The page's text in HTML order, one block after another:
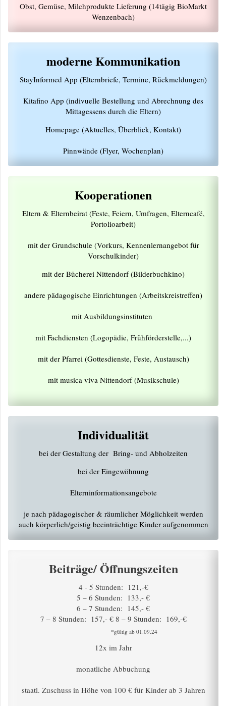
Obst, Gemüse, Milchprodukte Lieferung (14tägig BioMarkt
Wenzenbach)
moderne Kommunikation
StayInformed App (Elternbriefe, Termine, Rückmeldungen)
Kitafino App (indivuelle Bestellung und Abrechnung des
Mittagessens durch die Eltern)
Homepage (Aktuelles, Überblick, Kontakt)
Pinnwände (Flyer, Wochenplan)
Kooperationen
Eltern & Elternbeirat (Feste, Feiern, Umfragen, Elterncafé,
Portolioarbeit)
mit der Grundschule (Vorkurs, Kennenlernangebot für
Vorschulkinder)
mit der Bücherei Nittendorf (Bilderbuchkino)
andere pädagogische Einrichtungen (Arbeitskreistreffen)
mit Ausbildungsinstituten
mit Fachdiensten (Logopädie, Frühförderstelle,...)
mit der Pfarrei (Gottesdienste, Feste, Austausch)
mit musica viva Nittendorf (Musikschule)
Individualität
bei der Gestaltung der Bring- und Abholzeiten
bei der Eingewöhnung
Elterninformationsangebote
je nach pädagogischer & räumlicher Möglichkeit werden
auch körperlich/geistig beeinträchtige Kinder aufgenommen
Beiträge/ Öffnungszeiten
4 - 5 Stunden: 121,-€
5 – 6 Stunden: 133,- €
6 – 7 Stunden: 145,- €
7 – 8 Stunden: 157,- € 8 – 9 Stunden: 169,-€
*gültig ab 01.09.24
12x im Jahr
monatliche Abbuchung
staatl. Zuschuss in Höhe von 100 € für Kinder ab 3 Jahren